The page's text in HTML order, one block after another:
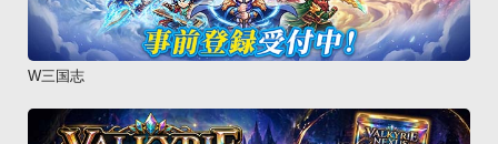
W三国志